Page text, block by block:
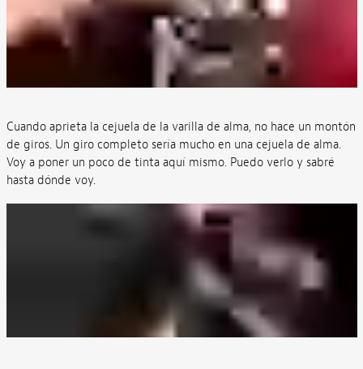
Cuando aprieta la cejuela de la varilla de alma, no hace un montón
de giros. Un giro completo sería mucho en una cejuela de alma.
Voy a poner un poco de tinta aquí mismo. Puedo verlo y sabré
hasta dónde voy.